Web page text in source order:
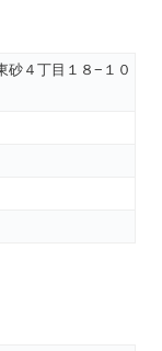
砂４丁目１８−１０